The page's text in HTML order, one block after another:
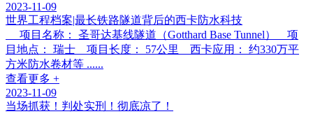
2023-11-09
世界工程档案|最长铁路隧道背后的西卡防水科技
项目名称： 圣哥达基线隧道（Gotthard Base Tunnel） 项
目地点： 瑞士 项目长度： 57公里 西卡应用： 约330万平
方米防水卷材等 ......
查看更多 +
2023-11-09
当场抓获！判处实刑！彻底凉了！